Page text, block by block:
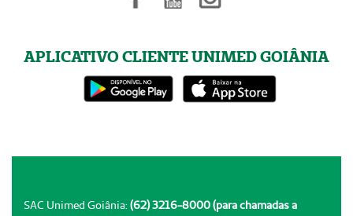
APLICATIVO CLIENTE UNIMED GOIÂNIA
SAC Unimed Goiânia: (62) 3216-8000 (para chamadas a